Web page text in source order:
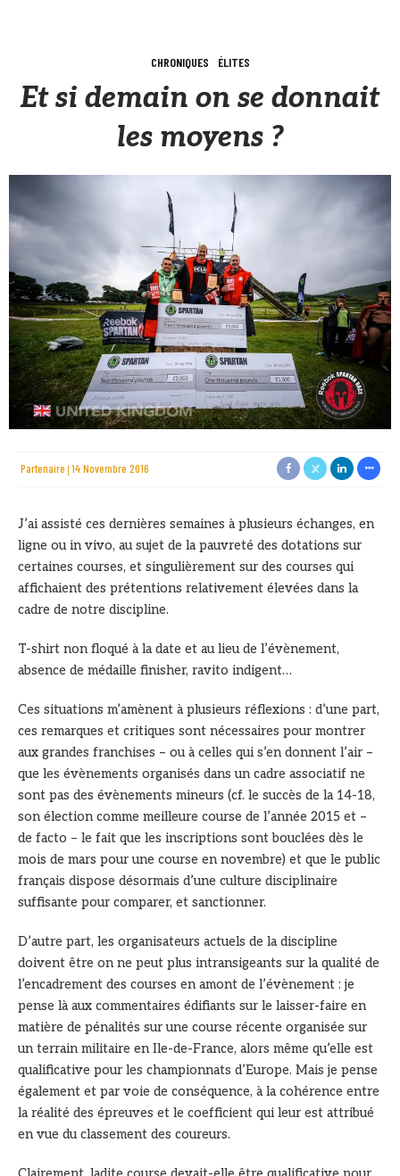
CHRONIQUES ÉLITES
Et si demain on se donnait
les moyens ?
Partenaire 14 Novembre 2016
J’ai assisté ces dernières semaines à plusieurs échanges, en
ligne ou in vivo, au sujet de la pauvreté des dotations sur
certaines courses, et singulièrement sur des courses qui
affichaient des prétentions relativement élevées dans la
cadre de notre discipline.
T-shirt non floqué à la date et au lieu de l’évènement,
absence de médaille finisher, ravito indigent…
Ces situations m’amènent à plusieurs réflexions : d’une part,
ces remarques et critiques sont nécessaires pour montrer
aux grandes franchises – ou à celles qui s’en donnent l’air –
que les évènements organisés dans un cadre associatif ne
sont pas des évènements mineurs (cf. le succès de la 14-18,
son élection comme meilleure course de l’année 2015 et –
de facto – le fait que les inscriptions sont bouclées dès le
mois de mars pour une course en novembre) et que le public
français dispose désormais d’une culture disciplinaire
suffisante pour comparer, et sanctionner.
D’autre part, les organisateurs actuels de la discipline
doivent être on ne peut plus intransigeants sur la qualité de
l’encadrement des courses en amont de l’évènement : je
pense là aux commentaires édifiants sur le laisser-faire en
matière de pénalités sur une course récente organisée sur
un terrain militaire en Ile-de-France, alors même qu’elle est
qualificative pour les championnats d’Europe. Mais je pense
également et par voie de conséquence, à la cohérence entre
la réalité des épreuves et le coefficient qui leur est attribué
en vue du classement des coureurs.